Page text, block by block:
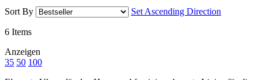
Sort By
Set Ascending Direction
6 Items
Anzeigen
35 50 100